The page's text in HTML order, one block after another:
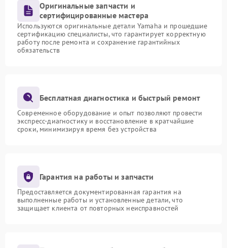
Оригинальные запчасти и
сертифицированные мастера
Используются оригинальные детали Yamaha и прошедшие
сертификацию специалисты, что гарантирует корректную
работу после ремонта и сохранение гарантийных
обязательств
Бесплатная диагностика и быстрый ремонт
Современное оборудование и опыт позволяют провести
экспресс-диагностику и восстановление в кратчайшие
сроки, минимизируя время без устройства
Гарантия на работы и запчасти
Предоставляется документированная гарантия на
выполненные работы и установленные детали, что
защищает клиента от повторных неисправностей